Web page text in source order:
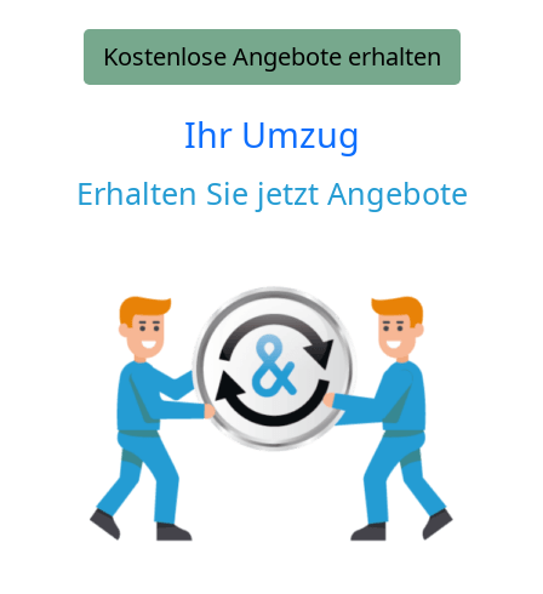
Kostenlose Angebote erhalten
Ihr Umzug
Erhalten Sie jetzt Angebote